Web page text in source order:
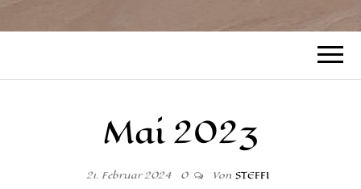
Mai 2023
21. Februar 2024 0 Von STEFFI